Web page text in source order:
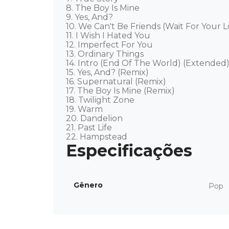
8. The Boy Is Mine
9. Yes, And?
10. We Can't Be Friends (Wait For Your
11. I Wish I Hated You
12. Imperfect For You
13. Ordinary Things
14. Intro (End Of The World) (Extended)
15. Yes, And? (Remix)
16. Supernatural (Remix)
17. The Boy Is Mine (Remix)
18. Twilight Zone
19. Warm
20. Dandelion
21. Past Life
22. Hampstead
Gênero Pop